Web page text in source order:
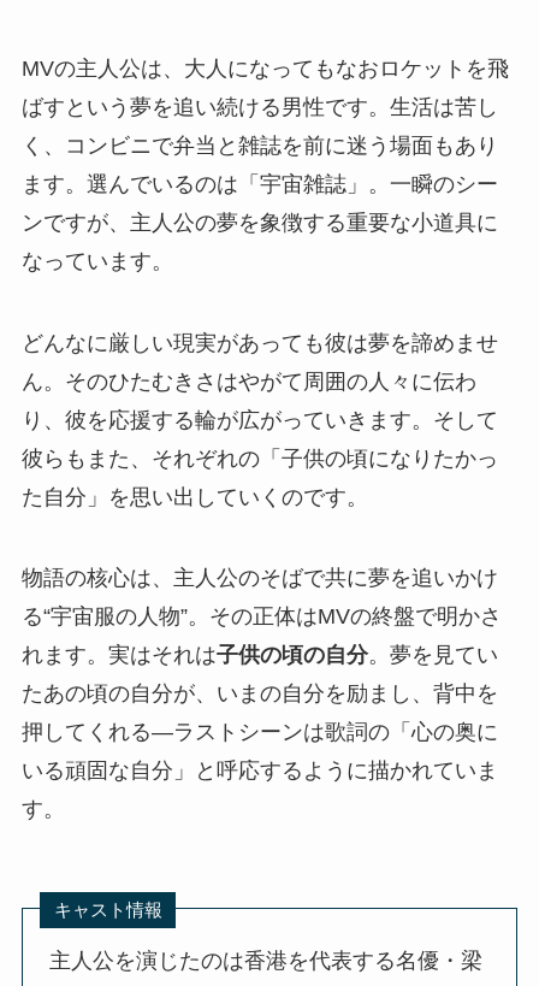
MVの主人公は、大人になってもなおロケットを飛
ばすという夢を追い続ける男性です。生活は苦し
く、コンビニで弁当と雑誌を前に迷う場面もあり
ます。選んでいるのは「宇宙雑誌」。一瞬のシー
ンですが、主人公の夢を象徴する重要な小道具に
なっています。
どんなに厳しい現実があっても彼は夢を諦めませ
ん。そのひたむきさはやがて周囲の人々に伝わ
り、彼を応援する輪が広がっていきます。そして
彼らもまた、それぞれの「子供の頃になりたかっ
た自分」を思い出していくのです。
物語の核心は、主人公のそばで共に夢を追いかけ
る“宇宙服の人物”。その正体はMVの終盤で明かさ
れます。実はそれは子供の頃の自分。夢を見てい
たあの頃の自分が、いまの自分を励まし、背中を
押してくれる―ラストシーンは歌詞の「心の奥に
いる頑固な自分」と呼応するように描かれていま
す。
キャスト情報
主人公を演じたのは香港を代表する名優・梁